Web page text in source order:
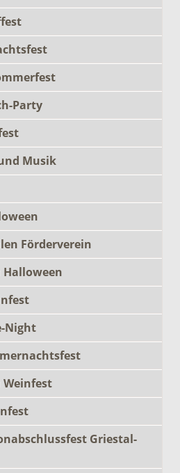
Party
Musik
Förderverein
Halloween
Night
Weinfest
Griestal-